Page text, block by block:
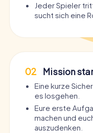
Jeder Spieler
sucht sich eine
02 Mission
Eine kurze
es losgehen.
Eure erste
machen und
auszudenken.